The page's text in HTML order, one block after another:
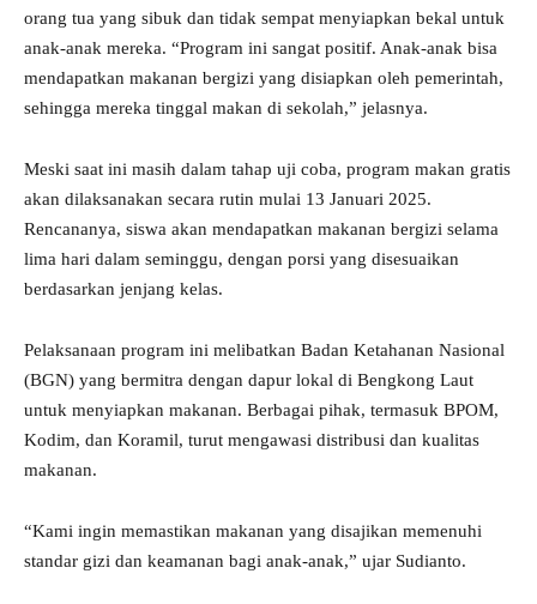
orang tua yang sibuk dan tidak sempat menyiapkan bekal untuk
anak-anak mereka. “Program ini sangat positif. Anak-anak bisa
mendapatkan makanan bergizi yang disiapkan oleh pemerintah,
sehingga mereka tinggal makan di sekolah,” jelasnya.
Meski saat ini masih dalam tahap uji coba, program makan gratis
akan dilaksanakan secara rutin mulai 13 Januari 2025.
Rencananya, siswa akan mendapatkan makanan bergizi selama
lima hari dalam seminggu, dengan porsi yang disesuaikan
berdasarkan jenjang kelas.
Pelaksanaan program ini melibatkan Badan Ketahanan Nasional
(BGN) yang bermitra dengan dapur lokal di Bengkong Laut
untuk menyiapkan makanan. Berbagai pihak, termasuk BPOM,
Kodim, dan Koramil, turut mengawasi distribusi dan kualitas
makanan.
“Kami ingin memastikan makanan yang disajikan memenuhi
standar gizi dan keamanan bagi anak-anak,” ujar Sudianto.